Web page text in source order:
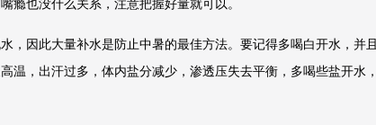
瘾也没什么关系，注意把握好量就可以。
，因此大量补水是防止中暑的最佳方法。要记得多喝白开水，并且
，出汗过多，体内盐分减少，渗透压失去平衡，多喝些盐开水，